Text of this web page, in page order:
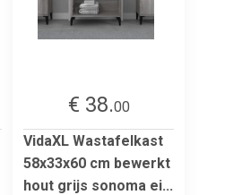
€ 38.00
VidaXL Wastafelkast
58x33x60 cm bewerkt
hout grijs sonoma ei...